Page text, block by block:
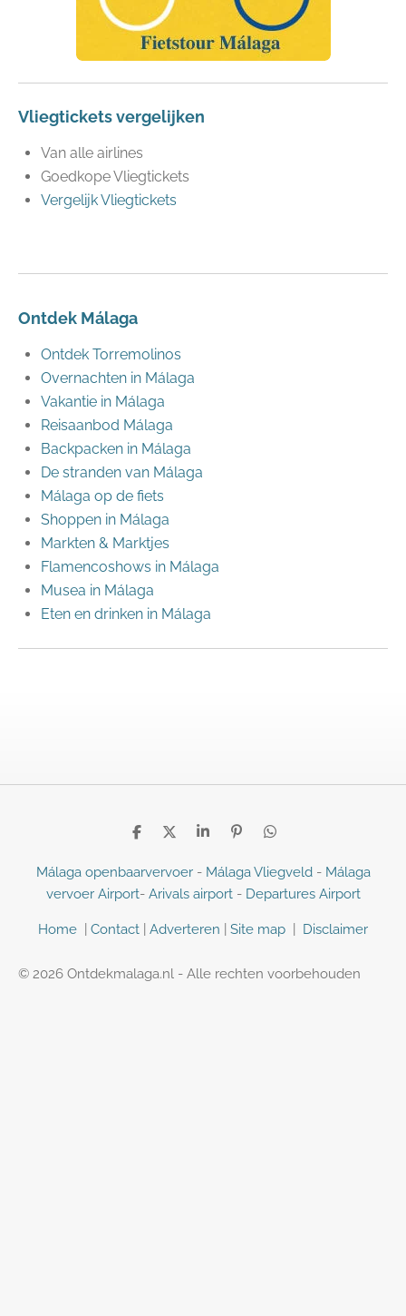
Vliegtickets vergelijken
Van alle airlines
Goedkope Vliegtickets
Vergelijk Vliegtickets
Ontdek Málaga
Ontdek Torremolinos
Overnachten in Málaga
Vakantie in Málaga
Reisaanbod Málaga
Backpacken in Málaga
De stranden van Málaga
Málaga op de fiets
Shoppen in Málaga
Markten & Marktjes
Flamencoshows in Málaga
Musea in Málaga
Eten en drinken in Málaga
D
l
n
D
e
S
a
e
P
n
n
e
D
l
n
Málaga openbaarvervoer- Málaga Vliegveld- Málaga
vervoer Airport- Arivals airport- Departures Airport
Home Contact Adverteren Site map Disclaimer
© 2026 Ontdekmalaga.nl - Alle rechten voorbehouden